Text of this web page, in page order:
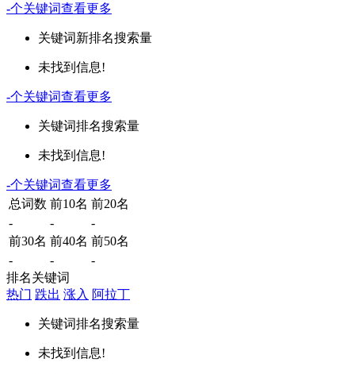
-个关键词查看更多
关键词新排名搜索量
未找到信息!
-个关键词查看更多
关键词排名搜索量
未找到信息!
-个关键词查看更多
总词数 前10名 前20名
-
-
-
前30名 前40名 前50名
-
-
-
排名关键词
热门 跌出 涨入 阿拉丁
关键词排名搜索量
未找到信息!